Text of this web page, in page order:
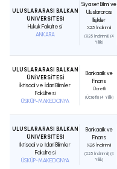
ULUSLARARASI BALKAN
ÜNİVERSİTESİ
Hukuk Fakültesi
ANKARA
Siyaset Bilimi ve
Uluslararası
İlişkiler
%25 İndirimli
(%25 İndirimli) (4
Yıllık)
ULUSLARARASI BALKAN
ÜNİVERSİTESİ
İktisadi ve İdari Bilimler
Fakültesi
ÜSKÜP-MAKEDONYA
Bankacılık ve
Finans
Ücretli
(Ücretli) (4 Yıllık)
ULUSLARARASI BALKAN
ÜNİVERSİTESİ
İktisadi ve İdari Bilimler
Fakültesi
ÜSKÜP-MAKEDONYA
Bankacılık ve
Finans
%25 İndirimli
(%25 İndirimli) (4
Yıllık)